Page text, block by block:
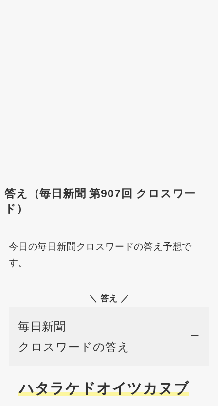
答え（毎日新聞 第907回 クロスワー
ド）
今日の毎日新聞クロスワードの答え予想で
す。
＼ 答え ／
毎日新聞
クロスワードの答え
ハタラケドオイツカヌブ